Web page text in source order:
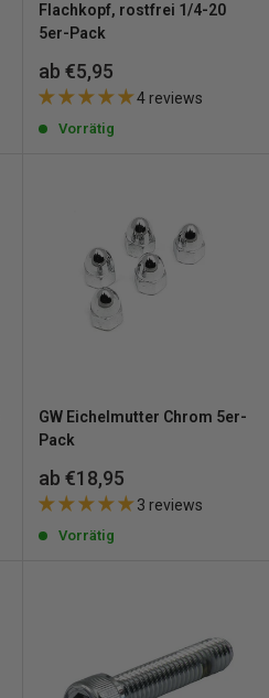
Flachkopf, rostfrei 1/4-20
5er-Pack
Sonderpreis
ab €5,95
4 reviews
Vorrätig
GW Eichelmutter Chrom 5er-
Pack
Sonderpreis
ab €18,95
3 reviews
Vorrätig